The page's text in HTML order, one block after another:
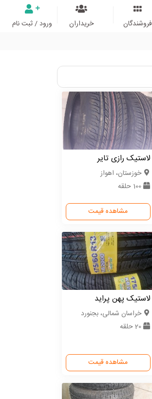
ورود / ثبت نام خریداران
فروشندگان
لاستیک رازی تایر
خوزستان، اهواز
100 حلقه
مشاهده قیمت
لاستیک پهن پراید
خراسان شمالی، بجنورد
20 حلقه
مشاهده قیمت